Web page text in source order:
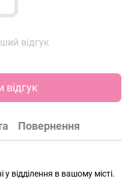
відгук
відгук
Повернення
відділення в вашому місті.